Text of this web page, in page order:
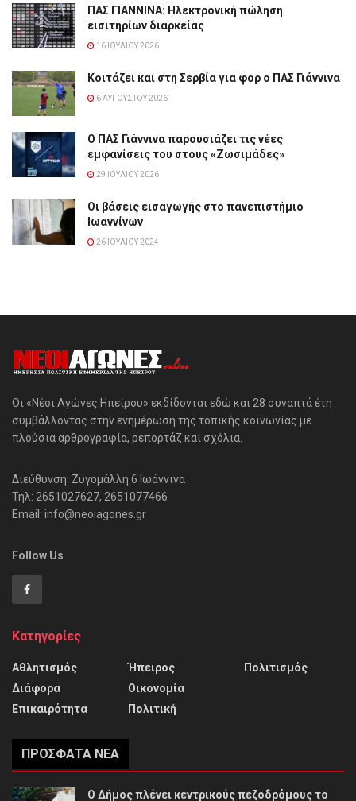
ΠΑΣ ΓΙΑΝΝΙΝΑ: Hλεκτρονική πώληση
εισιτηρίων διαρκείας
16 ΙΟΥΛΊΟΥ 2026
Κοιτάζει και στη Σερβία για φορ ο ΠΑΣ Γιάννινα
6 ΑΥΓΟΎΣΤΟΥ 2026
Ο ΠΑΣ Γιάννινα παρουσιάζει τις νέες
εμφανίσεις του στους «Ζωσιμάδες»
29 ΙΟΥΛΊΟΥ 2026
Οι βάσεις εισαγωγής στο πανεπιστήμιο
Ιωαννίνων
26 ΙΟΥΛΊΟΥ 2024
Οι «Νέοι Αγώνες Ηπείρου» εκδίδονται εδώ και 28 συναπτά έτη
συμβάλλοντας στην ενημέρωση της τοπικής κοινωνίας με
πλούσια αρθρογραφία, ρεπορτάζ και σχόλια.
Διεύθυνση: Ζυγομάλλη 6 Ιωάννινα
Τηλ: 2651027627, 2651077466
Email: info@neoiagones.gr
Follow Us
Κατηγορίες
Αθλητισμός
Διάφορα
Επικαιρότητα
Ήπειρος
Οικονομία
Πολιτική
Πολιτισμός
ΠΡΌΣΦΑΤΑ ΝΈΑ
Ο Δήμος πλένει κεντρικούς πεζοδρόμους το